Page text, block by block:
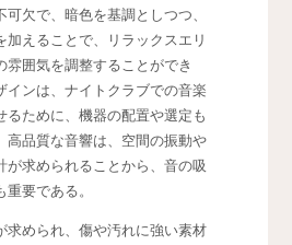
欠で、暗色を基調としつつ、
加えることで、リラックスエリ
雰囲気を調整することができ
インは、ナイトクラブでの音楽
るために、機器の配置や選定も
高品質な音響は、空間の振動や
が求められることから、音の吸
要である。
求められ、傷や汚れに強い素材